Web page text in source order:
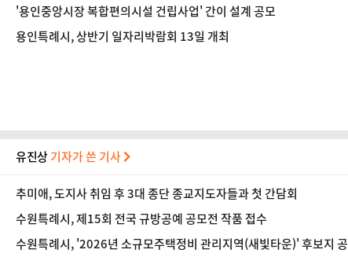
'용인중앙시장 복합편의시설 건립사업' 간이 설계 공모
용인특례시, 상반기 일자리박람회 13일 개최
유진상기자가 쓴 기사
추미애, 도지사 취임 후 3대 종단 종교지도자들과 첫 간담회
수원특례시, 제15회 전국 규방공예 공모전 작품 접수
수원특례시, '2026년 소규모주택정비 관리지역(새빛타운)' 후보지